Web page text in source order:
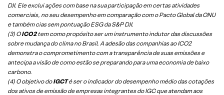
DJI. Ele exclui ações com base na sua participação em certas atividades
comerciais, no seu desempenho em comparação com o Pacto Global da ONU
e também cias sem pontuação ESG da S&P DJI.
(3) OICO2tem como propósito ser um instrumento indutor das discussões
sobre mudança do clima no Brasil. A adesão das companhias ao ICO2
demonstra o comprometimento com a transparência de suas emissões e
antecipa a visão de como estão se preparando para uma economia de baixo
carbono.
(4) O objetivo doIGCTé ser o indicador do desempenho médio das cotações
dos ativos de emissão de empresas integrantes do IGC que atendam aos